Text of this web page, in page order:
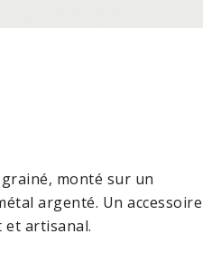
monté sur un
argenté. Un accessoire
artisanal.